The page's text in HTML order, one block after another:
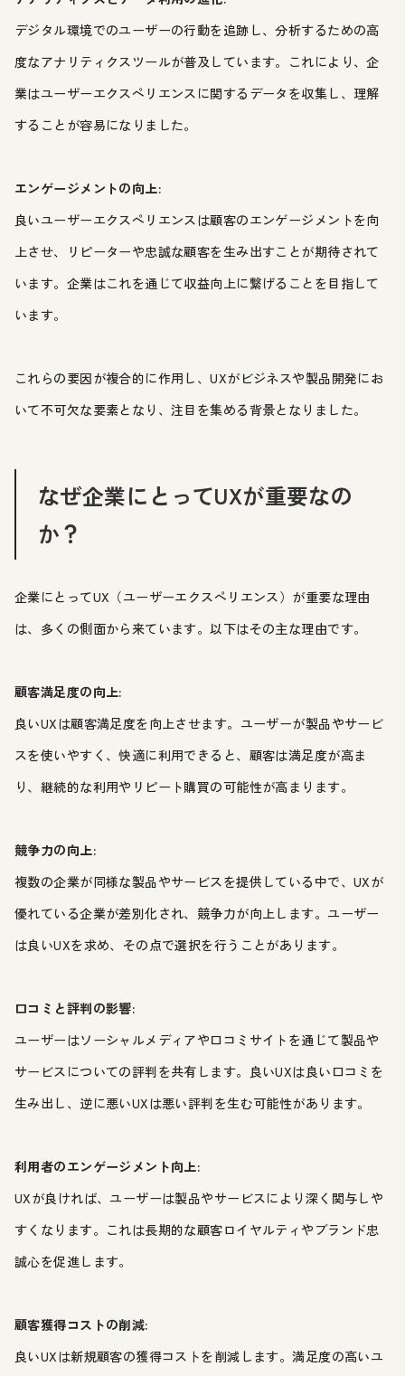
デジタル環境でのユーザーの行動を追跡し、分析するための高
度なアナリティクスツールが普及しています。これにより、企
業はユーザーエクスペリエンスに関するデータを収集し、理解
することが容易になりました。
エンゲージメントの向上:
良いユーザーエクスペリエンスは顧客のエンゲージメントを向
上させ、リピーターや忠誠な顧客を生み出すことが期待されて
います。企業はこれを通じて収益向上に繋げることを目指して
います。
これらの要因が複合的に作用し、UXがビジネスや製品開発にお
いて不可欠な要素となり、注目を集める背景となりました。
なぜ企業にとってUXが重要なの
か？
企業にとってUX（ユーザーエクスペリエンス）が重要な理由
は、多くの側面から来ています。以下はその主な理由です。
顧客満足度の向上:
良いUXは顧客満足度を向上させます。ユーザーが製品やサービ
スを使いやすく、快適に利用できると、顧客は満足度が高ま
り、継続的な利用やリピート購買の可能性が高まります。
競争力の向上:
複数の企業が同様な製品やサービスを提供している中で、UXが
優れている企業が差別化され、競争力が向上します。ユーザー
は良いUXを求め、その点で選択を行うことがあります。
口コミと評判の影響:
ユーザーはソーシャルメディアや口コミサイトを通じて製品や
サービスについての評判を共有します。良いUXは良い口コミを
生み出し、逆に悪いUXは悪い評判を生む可能性があります。
利用者のエンゲージメント向上:
UXが良ければ、ユーザーは製品やサービスにより深く関与しや
すくなります。これは長期的な顧客ロイヤルティやブランド忠
誠心を促進します。
顧客獲得コストの削減:
良いUXは新規顧客の獲得コストを削減します。満足度の高いユ